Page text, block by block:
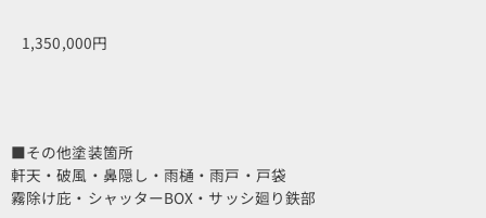
1,350,000円
■その他塗装箇所
軒天・破風・鼻隠し・雨樋・雨戸・戸袋
霧除け庇・シャッターBOX・サッシ廻り鉄部